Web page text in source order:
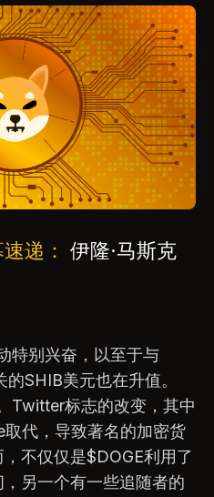
递： 伊隆·马斯克
特别兴奋，以至于与
SHIB美元也在升值。
Twitter标志的改变，其中
代，导致著名的加密货
不仅仅是$DOGE利用了
另一个有一些追随者的